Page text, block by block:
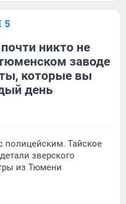
5
никто не
заводе
которые вы
день
полицейским. Тайское
зверского
из Тюмени